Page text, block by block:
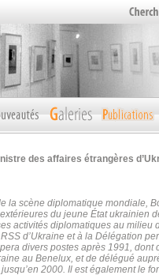
des affaires étrangères
la scène diplomatique mondiale,
du jeune État ukrainien
activités diplomatiques au milieu
d’Ukraine et à la Délégation
divers postes après 1991, dont
au Benelux, et de délégué
2000. Il est également le